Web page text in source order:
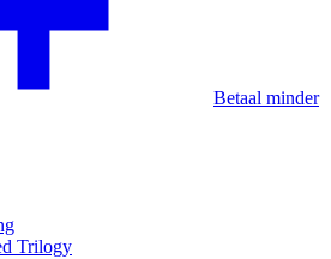
Betaal minder
Trilogy